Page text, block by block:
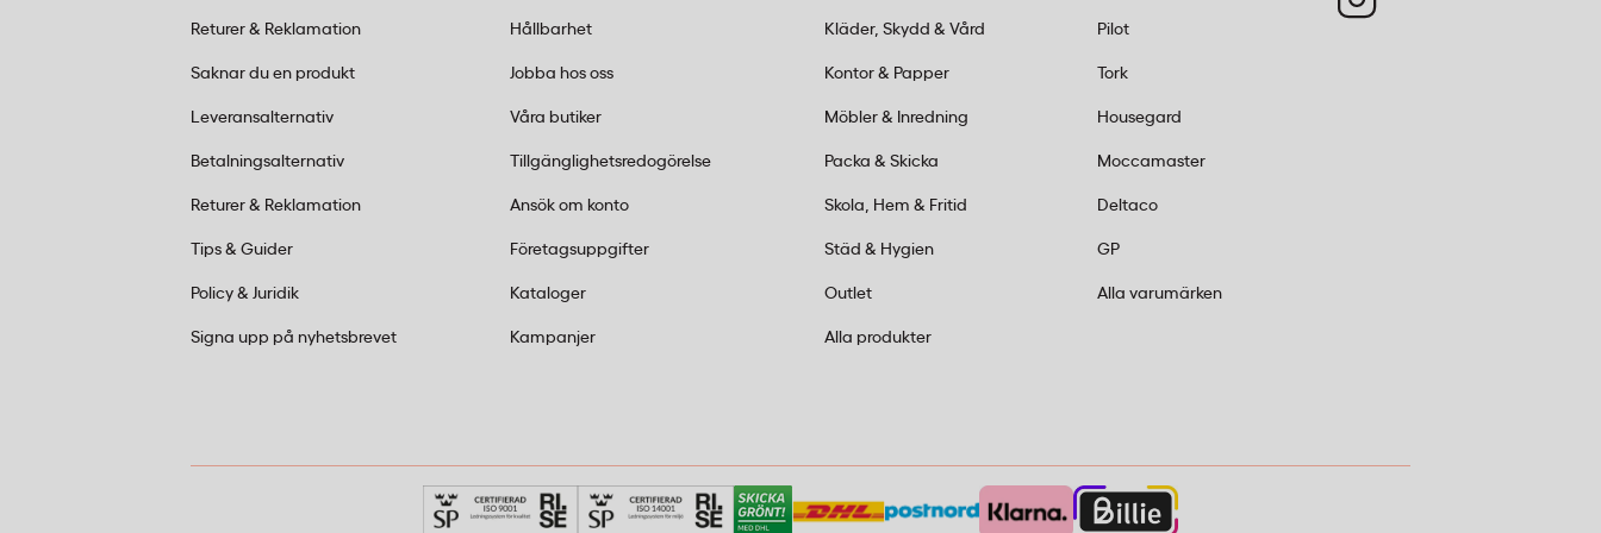
Ja, Housegard Pulverbrandsläckare 2 kg innehåller icke-ledande
torrt pulver som är säkert att använda vid bränder nära elektrisk
Housegard Pulverbrandsläckare 2 kg är lämplig för fordon tack
+60°C). Brandklassen 13A 89BC täcker bränder i textil, bränsle och
Brandklass B gäller brandfarliga vätskor som bensin och olja.
Brandklass C omfattar gaser som propan och naturgas.
Returer & Reklamation
Saknar du en produkt
Leveransalternativ
Betalningsalternativ
Returer & Reklamation
Tips & Guider
Policy & Juridik
Signa upp på nyhetsbrevet
Hållbarhet
Jobba hos oss
Våra butiker
Tillgänglighetsredogörelse
Ansök om konto
Företagsuppgifter
Kataloger
Kampanjer
Kläder, Skydd & Vård
Kontor & Papper
Möbler & Inredning
Packa & Skicka
Skola, Hem & Fritid
Städ & Hygien
Outlet
Alla produkter
Pilot
Tork
Housegard
Moccamaster
Deltaco
GP
Alla varumärken